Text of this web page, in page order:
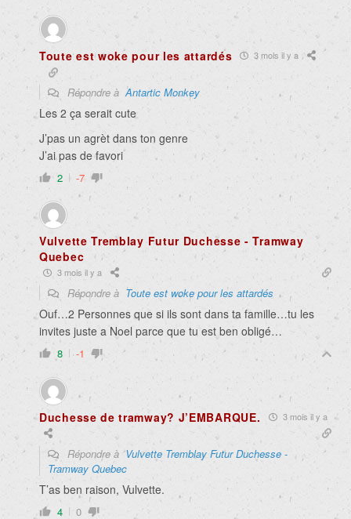
Toute est woke pour les attardés 3 mois il y a
Répondre à Antartic Monkey
Les 2 ça serait cute
J’pas un agrèt dans ton genre
J’ai pas de favori
2 -7
Vulvette Tremblay Futur Duchesse - Tramway
Quebec
3 mois il y a
Répondre à Toute est woke pour les attardés
Ouf…2 Personnes que si ils sont dans ta famille…tu les
invites juste a Noel parce que tu est ben obligé…
8 -1
Duchesse de tramway? J’EMBARQUE. 3 mois il y a
Répondre àVulvette Tremblay Futur Duchesse -
Tramway Quebec
T’as ben raison, Vulvette.
4 0